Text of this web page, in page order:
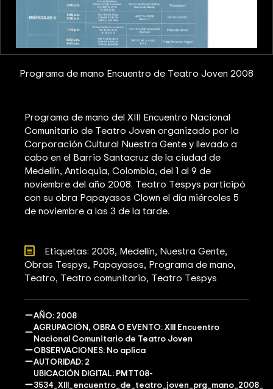
Programa de mano Encuentro de Teatro Joven 2008
Programa de mano del XIII Encuentro Nacional
Comunitario de Teatro Joven organizado por la
Corporación Cultural Nuestra Gente y llevado a
cabo en el Barrio Santacruz de la ciudad de
Medellín, Antioquia, Colombia, del 1 al 9 de
noviembre del año 2008. Teatro Tespys participó
con su obra Papayasos Clown el día miércoles 5
de noviembre a las 3 de la tarde.
Etiquetas: 2008 Medellín Nuestra Gente
Obras Tespys Papayasos Programa de mano
Teatro Teatro comunitario Teatro Tespys
AÑO: 2008
AGRUPACIÓN, OBRA O EVENTO: XIII Encuentro
Nacional Comunitario de Teatro Joven
OBSERVACIONES: No aplica
AUTORIDAD: 2
UBICACIÓN DIGITAL: PMTT08-
3534_XIII_encuentro_de_teatro_joven_prg_mano_2008_